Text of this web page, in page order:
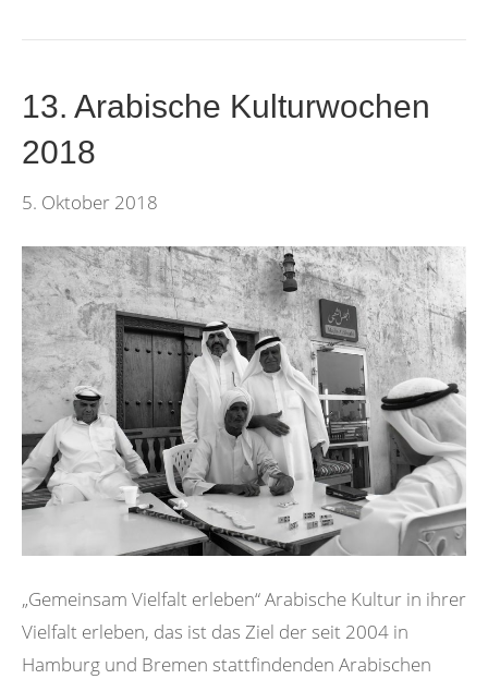
13. Arabische Kulturwochen
2018
5. Oktober 2018
„Gemeinsam Vielfalt erleben“ Arabische Kultur in ihrer
Vielfalt erleben, das ist das Ziel der seit 2004 in
Hamburg und Bremen stattfindenden Arabischen